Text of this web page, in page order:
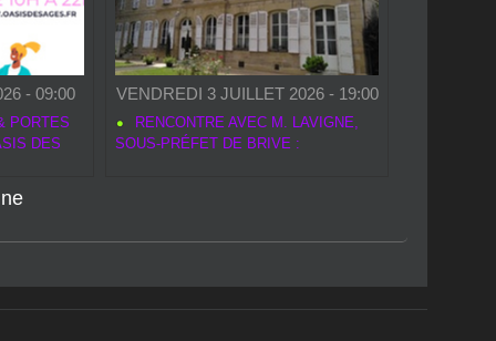
- 09:00
PORTES
DES
VENDREDI 3 JUILLET 2026 - 19:00
RENCONTRE AVEC M. LAVIGNE,
SOUS‑PRÉFET DE BRIVE :